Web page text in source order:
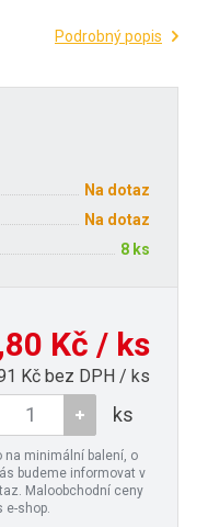
Podrobný popis
Na dotaz
Na dotaz
8 ks
Kč / ks
Kč bez DPH / ks
ks
na minimální balení, o
budeme informovat v
Maloobchodní ceny
e-shop.